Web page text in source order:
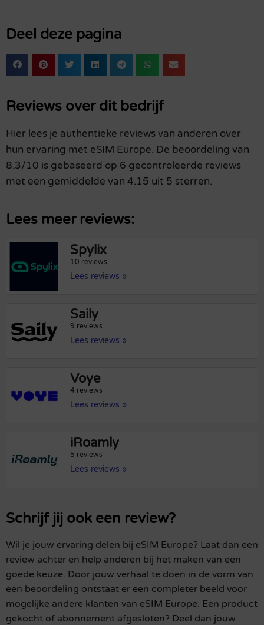
Deel deze pagina
Reviews over dit bedrijf
Hier lees je authentieke reviews van anderen over
hun ervaring met eSIM Europe. De beoordeling van
8.3/10 is gebaseerd op 6 gecontroleerde reviews
met een gemiddelde van 4.15 uit 5 sterren.
Lees meer reviews:
Spylix
10 reviews
Lees reviews »
Saily
9 reviews
Lees reviews »
Voye
4 reviews
Lees reviews »
iRoamly
5 reviews
Lees reviews »
Schrijf jij ook een review?
Wil je jouw ervaring delen bij eSIM Europe? Laat dan een
review achter en help anderen bij het maken van een
goede keuze. Door jouw verhaal te doen in de vorm van
een beoordeling ontstaat er een completer beeld voor
mogelijke andere klanten van eSIM Europe. Een product
gekocht of abonnement afgesloten? Deel dan jouw